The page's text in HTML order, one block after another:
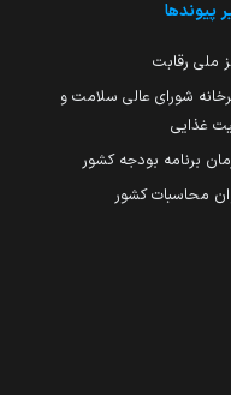
پیوندها
ملی رقابت
شورای عالی سلامت و
غذایی
برنامه بودجه کشور
محاسبات کشور